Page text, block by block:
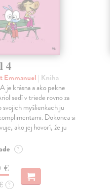
4
Emmanuel | Kniha
je krásna a ako pekne
sedí v triede rovno za
svojich myšlienkach ju
Dokonca si
ako jej hovorí, že ju
?
€
?